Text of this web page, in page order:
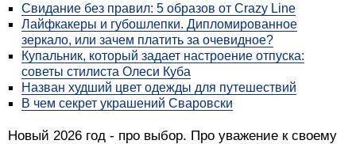
Свидание без правил: 5 образов от Crazy Line
Лайфкакеры и губошлепки. Дипломированное
зеркало, или зачем платить за очевидное?
Купальник, который задает настроение отпуска:
советы стилиста Олеси Куба
Назван худший цвет одежды для путешествий
В чем секрет украшений Сваровски
Новый 2026 год - про выбор. Про уважение к своему